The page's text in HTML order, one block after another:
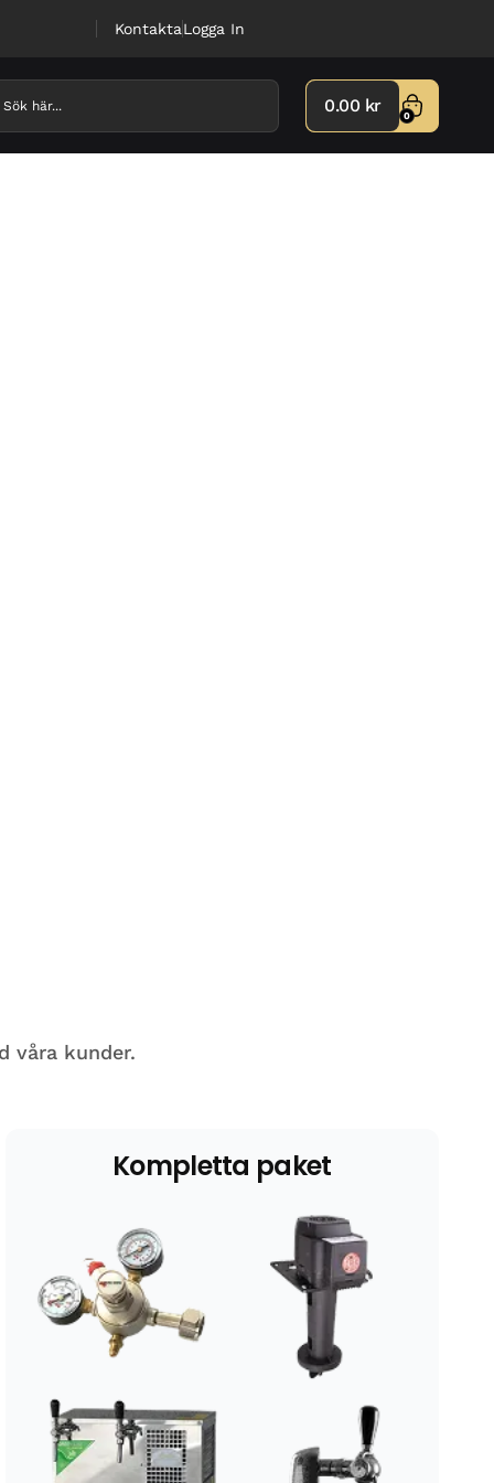
KontaktaLogga In
0.00 kr 0
våra kunder.
Kompletta paket